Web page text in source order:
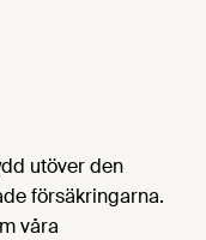
utöver den
försäkringarna.
våra